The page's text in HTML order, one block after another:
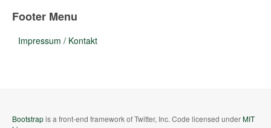
Footer Menu
Impressum / Kontakt
Bootstrapis a front-end framework of Twitter, Inc. Code licensed underMIT